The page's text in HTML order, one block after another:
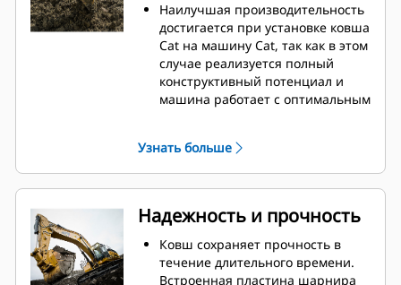
Наилучшая производительность
достигается при установке ковша
Cat на машину Cat, так как в этом
случае реализуется полный
конструктивный потенциал и
машина работает с оптимальным
радиусом позволяет улучшить
поток материала в ковш.
Дополнительный зазор в области
часть ковша не цепляется за
грунт, что снижает затраты на
техническое обслуживание.
Расход топлива достигает
Узнать больше
Надежность и прочность
Ковш сохраняет прочность в
течение длительного времени.
Встроенная пластина шарнира